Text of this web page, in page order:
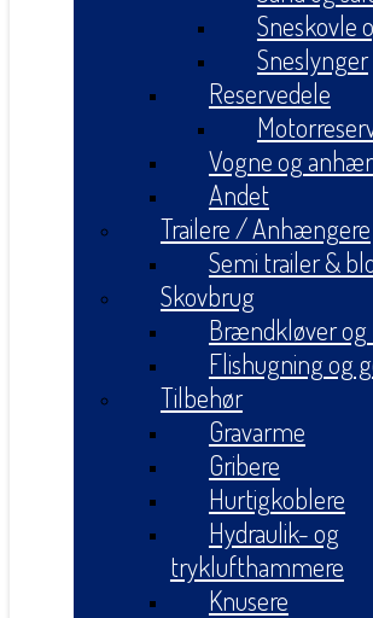
Sneskovle
Sneslynger
Reservedele
Vogne og
Andet
Trailere / Anhængere
Semi trailer &
Skovbrug
Brændkløver
Flishugning og
Tilbehør
Gravarme
Gribere
Hurtigkoblere
Hydraulik- og
tryklufthammere
Knusere